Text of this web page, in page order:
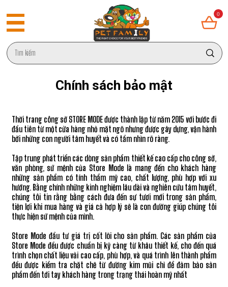
0
Chính sách bảo mật
Thời trang công sở STORE MODE được thành lập từ năm 2015 với bước đi
đầu tiên từ một cửa hàng nhỏ mặt ngõ nhưng được gây dựng, vận hành
bởi những con người tâm huyết và có tầm nhìn rõ ràng.
Tập trung phát triển các dòng sản phẩm thiết kế cao cấp cho công sở,
văn phòng, sứ mệnh của Store Mode là mang đến cho khách hàng
những sản phẩm có tính thẩm mỹ cao, chất lượng, phù hợp với xu
hướng. Bằng chính những kinh nghiệm lâu dài và nghiên cứu tâm huyết,
chúng tôi tin rằng bằng cách đưa đến sự tươi mới trong sản phẩm,
tiện lợi khi mua hàng và giá cả hợp lý sẽ là con đường giúp chúng tôi
thực hiện sứ mệnh của mình.
Store Mode đầu tư giá trị cốt lõi cho sản phẩm. Các sản phẩm của
Store Mode đều được chuẩn bị kỹ càng từ khâu thiết kế, cho đến quá
trình chọn chất liệu vải cao cấp, phù hợp, và quá trình lên thành phẩm
đều được kiểm tra chặt chẽ từ đường kim mũi chỉ để đảm bảo sản
phẩm đến tới tay khách hàng trong trạng thái hoàn mỹ nhất